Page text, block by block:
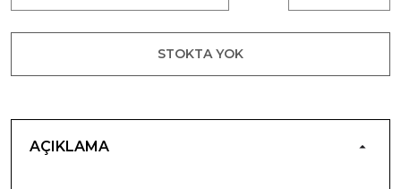
STOKTA YOK
AÇIKLAMA